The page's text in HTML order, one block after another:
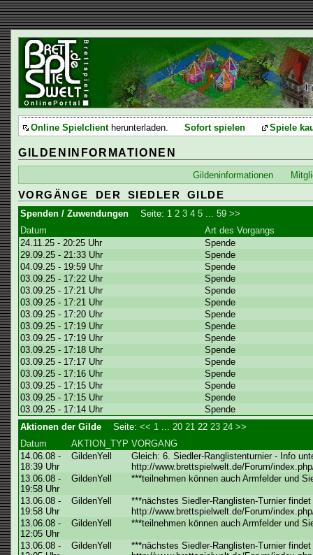
Online Spielclientherunterladen. Sofort spielen Spiele
GILDENINFORMATIONEN
Gildeninformationen
VORGÄNGE DER SIEDLER GILDE
Spenden / Zuwendungen Seite: 1 2 3 4 5 ...59 >>
Datum
Art des Vorgangs
24.11.25 - 20:25 Uhr
Spende
29.09.25 - 21:33 Uhr
Spende
04.09.25 - 19:59 Uhr
Spende
03.09.25 - 17:22 Uhr
Spende
03.09.25 - 17:21 Uhr
Spende
03.09.25 - 17:21 Uhr
Spende
03.09.25 - 17:20 Uhr
Spende
03.09.25 - 17:19 Uhr
Spende
03.09.25 - 17:19 Uhr
Spende
03.09.25 - 17:18 Uhr
Spende
03.09.25 - 17:17 Uhr
Spende
03.09.25 - 17:16 Uhr
Spende
03.09.25 - 17:15 Uhr
Spende
03.09.25 - 17:15 Uhr
Spende
03.09.25 - 17:14 Uhr
Spende
Aktionen der Gilde
Seite:<< 1 20 21 22 23 24 >>
Datum
AKTION_TYP VORGANG
14.06.08 -
18:39 Uhr
GildenYell
Gleich: 6. Siedler-Ranglistenturnier - Info
http://www.brettspielwelt.de/Forum/
13.06.08 -
19:58 Uhr
GildenYell ***teilnehmen können auch Armfelder und
13.06.08 -
19:58 Uhr
GildenYell
***nächstes Siedler-Ranglisten-Turnier
http://www.brettspielwelt.de/Forum/
13.06.08 -
12:05 Uhr
GildenYell ***teilnehmen können auch Armfelder und
13.06.08 -
GildenYell
***nächstes Siedler-Ranglisten-Turnier